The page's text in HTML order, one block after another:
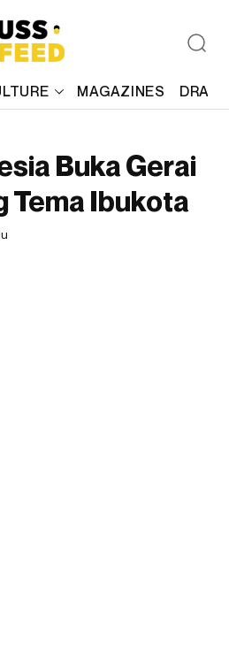
MAGAZINES
Buka Gerai
Tema Ibukota